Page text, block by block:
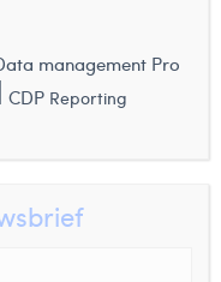
management Pro
CDP Reporting